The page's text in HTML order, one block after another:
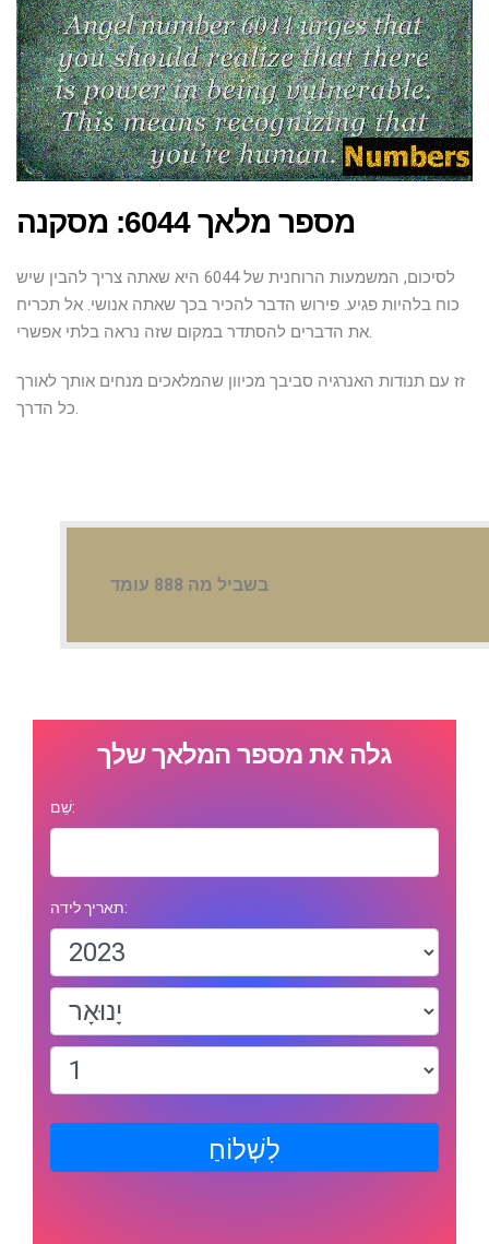
מספר מלאך 6044: מסקנה
לסיכום, המשמעות הרוחנית של 6044 היא שאתה צריך להבין שיש
כוח בלהיות פגיע. פירוש הדבר להכיר בכך שאתה אנושי. אל תכריח
זז עם תנודות האנרגיה סביבך מכיוון שהמלאכים מנחים אותך לאורך
בשביל מה 888 עומד
גלה את מספר המלאך שלך
שֵׁם:
תאריך לידה:
לִשְׁלוֹחַ